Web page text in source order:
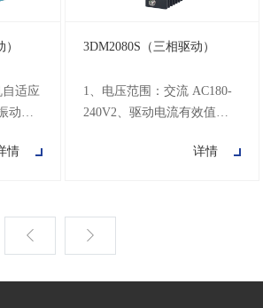
适应
动
、电
控制模
置记
用户
情
3DM2080S（三相驱动）
1、电压范围：交流 AC180-
240V2、驱动电流有效值：
16 档细分可调，设定范围
信号输入兼容设计6、相位记
忆功能：断电时能自动记忆
过流保护、相间短路保护、
详情